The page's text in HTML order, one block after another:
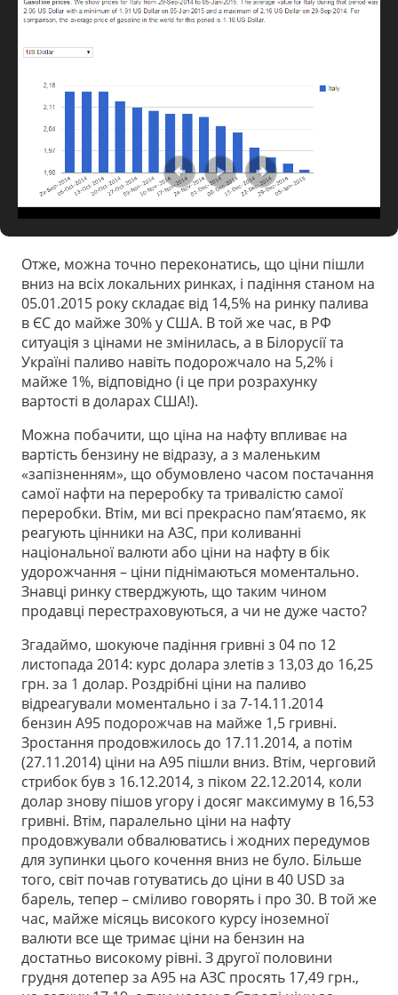
Отже, можна точно переконатись, що ціни пішли
вниз на всіх локальних ринках, і падіння станом на
05.01.2015 року складає від 14,5% на ринку палива
в ЄС до майже 30% у США. В той же час, в РФ
ситуація з цінами не змінилась, а в Білорусії та
Україні паливо навіть подорожчало на 5,2% і
майже 1%, відповідно (і це при розрахунку
вартості в доларах США!).
Можна побачити, що ціна на нафту впливає на
вартість бензину не відразу, а з маленьким
«запізненням», що обумовлено часом постачання
самої нафти на переробку та тривалістю самої
переробки. Втім, ми всі прекрасно пам’ятаємо, як
реагують цінники на АЗС, при коливанні
національної валюти або ціни на нафту в бік
удорожчання – ціни піднімаються моментально.
Знавці ринку стверджують, що таким чином
продавці перестраховуються, а чи не дуже часто?
Згадаймо, шокуюче падіння гривні з 04 по 12
листопада 2014: курс долара злетів з 13,03 до 16,25
грн. за 1 долар. Роздрібні ціни на паливо
відреагували моментально і за 7-14.11.2014
бензин А95 подорожчав на майже 1,5 гривні.
Зростання продовжилось до 17.11.2014, а потім
(27.11.2014) ціни на А95 пішли вниз. Втім, черговий
стрибок був з 16.12.2014, з піком 22.12.2014, коли
долар знову пішов угору і досяг максимуму в 16,53
гривні. Втім, паралельно ціни на нафту
продовжували обвалюватись і жодних передумов
для зупинки цього кочення вниз не було. Більше
того, світ почав готуватись до ціни в 40 USD за
барель, тепер – сміливо говорять і про 30. В той же
час, майже місяць високого курсу іноземної
валюти все ще тримає ціни на бензин на
достатньо високому рівні. З другої половини
грудня дотепер за А95 на АЗС просять 17,49 грн.,